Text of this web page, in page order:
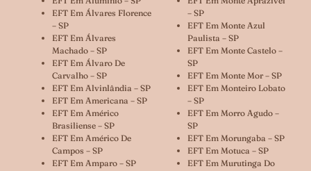
EFT Em Álvares Florence
– SP
EFT Em Álvares
Machado – SP
EFT Em Álvaro De
Carvalho – SP
EFT Em Alvinlândia – SP
EFT Em Americana – SP
EFT Em Américo
Brasiliense – SP
EFT Em Américo De
Campos – SP
EFT Em Amparo – SP
– SP
EFT Em Monte Azul
Paulista – SP
EFT Em Monte Castelo –
SP
EFT Em Monte Mor – SP
EFT Em Monteiro Lobato
– SP
EFT Em Morro Agudo –
SP
EFT Em Morungaba – SP
EFT Em Motuca – SP
EFT Em Murutinga Do